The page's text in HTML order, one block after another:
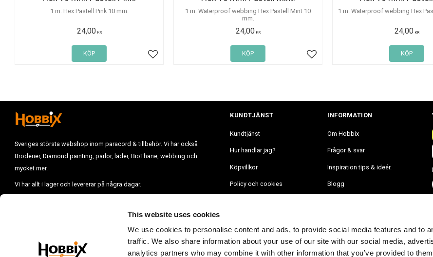
This website uses cookies
We use cookies to personalise content and ads, to provide social media features and to
traffic. We also share information about your use of our site with our social media,
analytics partners who may combine it with other information that you’ve provided to
1 m. Hex Pastell Pink 10 mm.
24,00KR
Lägg till i favoriter
KÖP
1 m. Waterproof webbing Hex Pastell Mint 10
mm.
24,00KR
Lägg till i favoriter
KÖP
1 m. Waterproof webbing Hex
24,00KR
KÖP
Sveriges största webshop inom paracord & tillbehör. Vi har också
Broderier, Diamond painting, pärlor, läder, BioThane, webbing och
mycket mer.
Vi har allt i lager och levererar på några dagar.
Öppettider:
Vill du göra ett besök på vårt lager, kontakta oss innan.
KUNDTJÄNST
Kundtjänst
Hur handlar jag?
Köpvillkor
Policy och cookies
INFORMATION
Om Hobbix
Frågor & svar
Inspiration tips & ideér.
Blogg